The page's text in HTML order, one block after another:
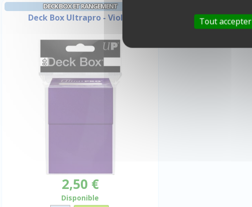
DECK BOX ET RANGEMENT
Deck Box Ultrapro - Violet
2,50 €
Disponible
Tout accepter